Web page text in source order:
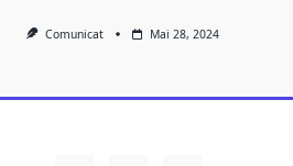
Comunicat Mai 28, 2024